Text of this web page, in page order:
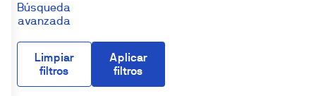
Búsqueda
avanzada
Limpiar
filtros
Aplicar
filtros